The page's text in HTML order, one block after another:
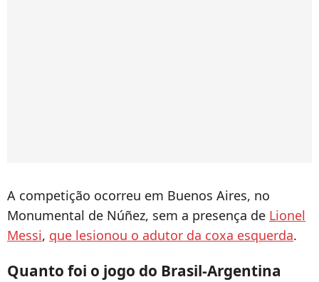
A competição ocorreu em Buenos Aires, no
Monumental de Núñez, sem a presença de Lionel
Messi, que lesionou o adutor da coxa esquerda.
Quanto foi o jogo do Brasil-Argentina